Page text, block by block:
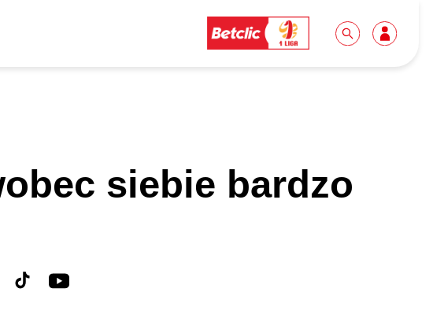
Skybox
Klub
ŁKS
Biuro prasowe
Do pobrania
Idę pierwszy raz!
Wycieczki
siebie bardzo